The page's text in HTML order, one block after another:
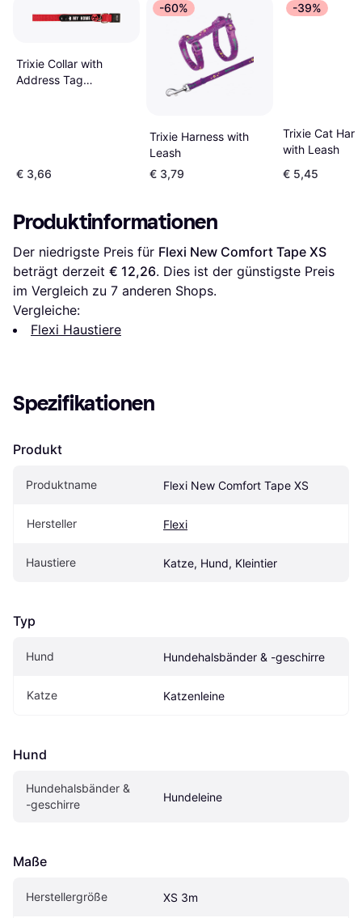
Trixie Collar with
Address Tag
€ 3,66
-60%
Trixie Harness with
Leash
€ 3,79
-39%
Trixie Cat
with Leash
€ 5,45
Produktinformationen
Der niedrigste Preis für Flexi New Comfort Tape XS
beträgt derzeit € 12,26. Dies ist der günstigste Preis
im Vergleich zu 7 anderen Shops.
Vergleiche:
Flexi Haustiere
Spezifikationen
Produkt
Produktname Flexi New Comfort Tape XS
Hersteller Flexi
Haustiere Katze, Hund, Kleintier
Typ
Hund Hundehalsbänder & -geschirre
Katze Katzenleine
Hund
Hundehalsbänder &
-geschirre
Hundeleine
Maße
Herstellergröße XS 3m